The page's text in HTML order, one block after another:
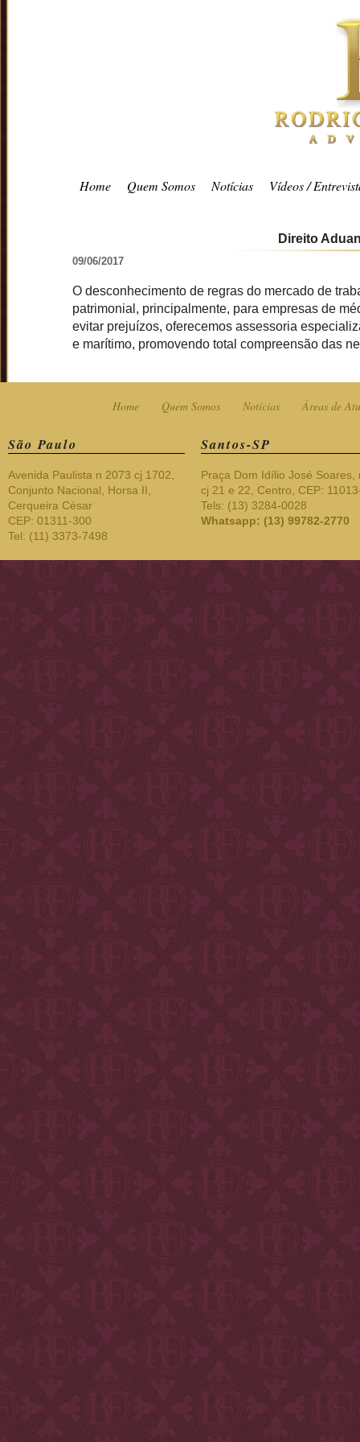
Home Quem Somos Notícias Vídeos /
Direito
09/06/2017
O desconhecimento de regras do mercado de
patrimonial, principalmente, para empresas de
evitar prejuízos, oferecemos assessoria
e marítimo, promovendo total compreensão das
Home Quem Somos Notícias Áreas de
São Paulo
Avenida Paulista n 2073 cj 1702,
Conjunto Nacional, Horsa II,
Cerqueira César
CEP: 01311-300
Tel: (11) 3373-7498
Santos-SP
Praça Dom Idílio José Soares,
cj 21 e 22, Centro, CEP:
Tels: (13) 3284-0028
Whatsapp: (13) 99782-2770